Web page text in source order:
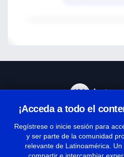
¡Acceda a todo el
Regístrese o inicie sesión para
y ser parte de la comunidad
relevante de Latinoamérica.
Términos y